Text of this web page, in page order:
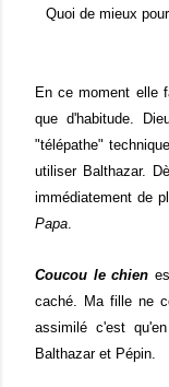
Quoi de mieux
En ce moment elle
que d'habitude.
"télépathe"
utiliser Balthazar.
immédiatement de
Papa.
Coucou le chien
caché. Ma fille ne
assimilé c'est
Balthazar et Pépin.